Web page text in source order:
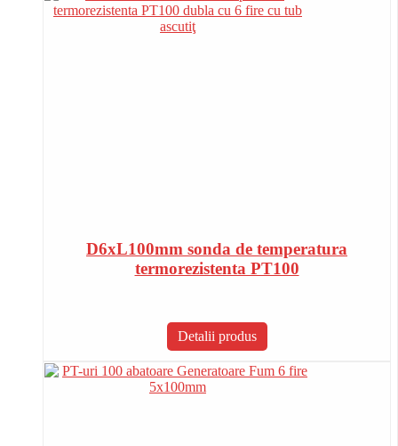
D6xL100mm sonda de temperatura
termorezistenta PT100
Detalii produs